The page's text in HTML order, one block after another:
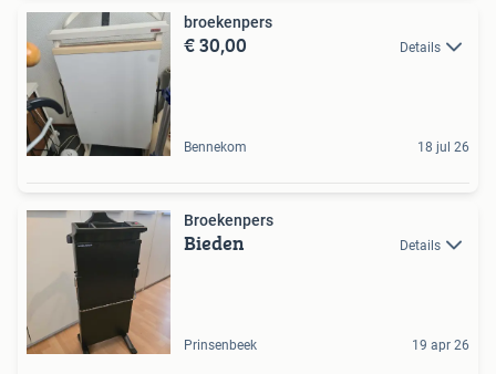
broekenpers
€ 30,00 Details
Bennekom 18 jul 26
Broekenpers
Bieden Details
Prinsenbeek 19 apr 26